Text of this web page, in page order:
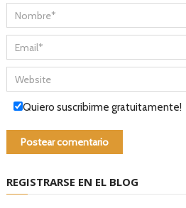
Quiero suscribirme gratuitamente!
REGISTRARSE EN EL BLOG